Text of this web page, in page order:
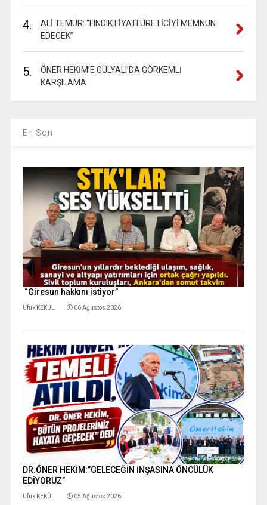
4.
ALİ TEMÜR: “FINDIK FİYATI ÜRETİCİYİ MEMNUN
EDECEK”
5.
ÖNER HEKİM’E GÜLYALI’DA GÖRKEMLİ
KARŞILAMA
En Son
“Giresun hakkını istiyor”
Ufuk KEKÜL 06 Ağustos 2026
DR.ÖNER HEKİM:”GELECEĞİN İNŞASINA ÖNCÜLÜK
EDİYORUZ”
Ufuk KEKÜL 05 Ağustos 2026